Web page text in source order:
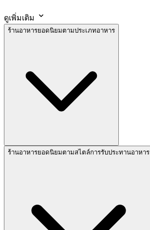
ดูเพิ่มเติม
ร้านอาหารยอดนิยมตามประเภทอาหาร
ร้านอาหารยอดนิยมตามสไตล์การรับประทานอาหาร